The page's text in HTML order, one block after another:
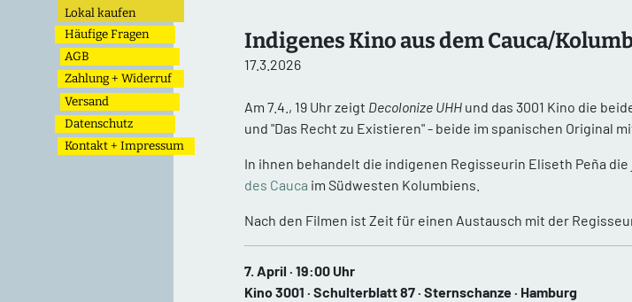
Lokal kaufen
Häufige Fragen
AGB
Zahlung + Widerruf
Versand
Datenschutz
Kontakt + Impressum
Indigenes Kino aus dem Cauca/
17.3.2026
Am 7.4., 19 Uhr zeigt Decolonize UHH und das 3001 Kino die
und "Das Recht zu Existieren" - beide im spanischen Original
In ihnen behandelt die indigenen Regisseurin Eliseth Peña
des Cauca im Südwesten Kolumbiens.
Nach den Filmen ist Zeit für einen Austausch mit der
7. April · 19:00 Uhr
Kino 3001 · Schulterblatt 87 · Sternschanze · Hamburg